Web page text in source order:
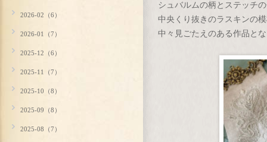
シュバルムの柄とステッチ
中央くり抜きのラスキンの
中々見ごたえのある作品と
2026-02（6）
2026-01（7）
2025-12（6）
2025-11（7）
2025-10（8）
2025-09（8）
2025-08（7）